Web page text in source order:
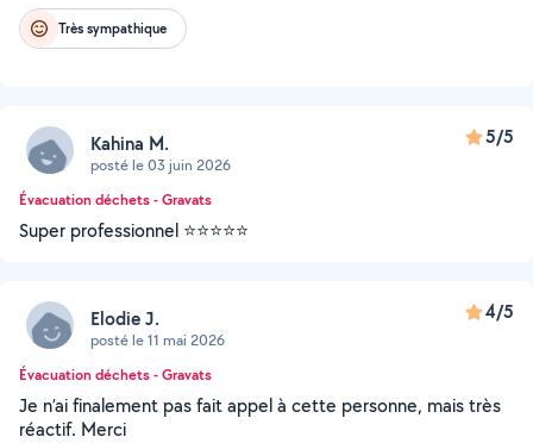
Très sympathique
Kahina M.
posté le 03 juin 2026
5/5
Évacuation déchets - Gravats
Super professionnel ⭐️⭐️⭐️⭐️⭐️
Elodie J.
posté le 11 mai 2026
4/5
Évacuation déchets - Gravats
Je n’ai finalement pas fait appel à cette personne, mais très
réactif. Merci